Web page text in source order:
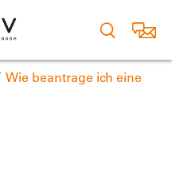
Wie beantrage ich eine